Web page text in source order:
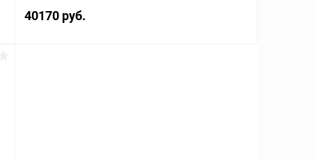
40170 руб.